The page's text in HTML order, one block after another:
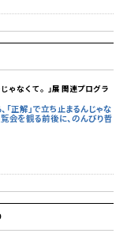
じゃなくて。」展 関連プログラ
、「正解」で立ち止まるんじゃな
会を観る前後に、のんびり哲